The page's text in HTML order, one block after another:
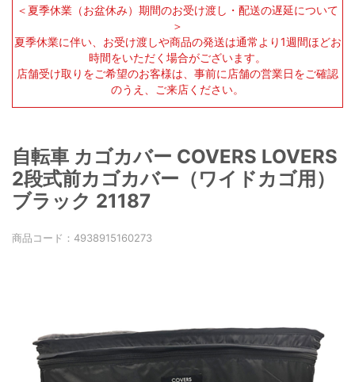
＜夏季休業（お盆休み）期間のお受け渡し・配送の遅延について
＞
夏季休業に伴い、お受け渡しや商品の発送は通常より1週間ほどお
時間をいただく場合がございます。
店舗受け取りをご希望のお客様は、事前に店舗の営業日をご確認
のうえ、ご来店ください。
自転車 カゴカバー COVERS LOVERS
2段式前カゴカバー（ワイドカゴ用）
ブラック 21187
商品コード： 4938915160273